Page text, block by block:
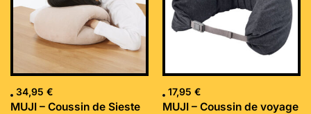
34,95 €
MUJI – Coussin de Sieste
17,95 €
MUJI – Coussin de voyage